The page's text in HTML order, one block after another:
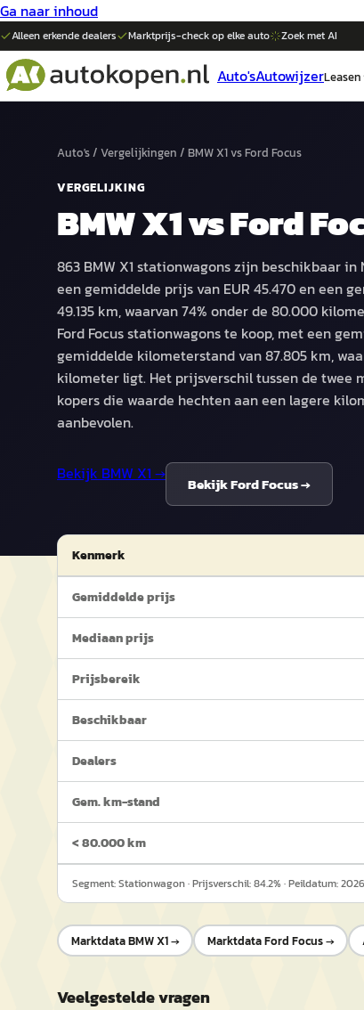
Ga naar inhoud
Alleen erkende dealers Marktprijs-check op elkeauto Zoek met AI
Auto'sAutowijzerLeasen
Auto's/ Vergelijkingen / BMW X1vsFord Focus
VERGELIJKING
BMW X1vsFord
863 BMW X1 stationwagons zijn beschikbaar
een gemiddelde prijs van EUR 45.470 en een
49.135 km, waarvan 74% onder de 80.000
Ford Focus stationwagons te koop, met een
gemiddelde kilometerstand van 87.805 km,
kilometer ligt. Het prijsverschil tussen de twee
kopers die waarde hechten aan een lagere
aanbevolen.
Bekijk BMW X1 →
BekijkFord Focus→
Kenmerk
Gemiddelde prijs
Mediaan prijs
Prijsbereik
Beschikbaar
Dealers
Gem. km-stand
< 80.000 km
Segment:Stationwagon· Prijsverschil:84.2% · Peildatum:
MarktdataBMW X1→ MarktdataFord Focus→
Veelgestelde vragen